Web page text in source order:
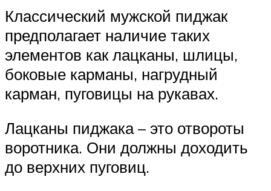
Классический мужской пиджак
предполагает наличие таких
элементов как лацканы, шлицы,
боковые карманы, нагрудный
карман, пуговицы на рукавах.
Лацканы пиджака – это отвороты
воротника. Они должны доходить
до верхних пуговиц.